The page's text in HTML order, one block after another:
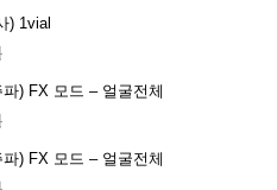
) 1vial
) FX 모드 – 얼굴전체
) FX 모드 – 얼굴전체